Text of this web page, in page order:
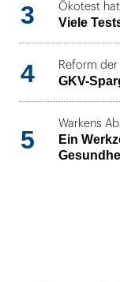
3 Ökotest
Viele
4 Reform
GKV-
5
Warkens
Ein